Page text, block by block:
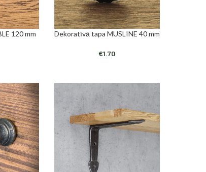
120 mm PIEVIENOT GROZAM
Dekoratīvā tapa MUSLINE 40 mm
€1.70